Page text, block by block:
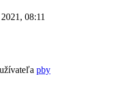
08:11
pby